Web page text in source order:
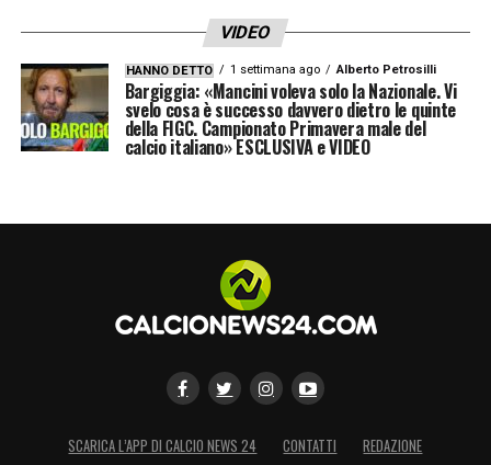
VIDEO
HANNO DETTO 1 settimana ago Alberto Petrosilli
Bargiggia: «Mancini voleva solo la Nazionale. Vi
svelo cosa è successo davvero dietro le quinte
della FIGC. Campionato Primavera male del
calcio italiano» ESCLUSIVA e VIDEO
SCARICA L’APP DI CALCIO NEWS 24 CONTATTI
REDAZIONE